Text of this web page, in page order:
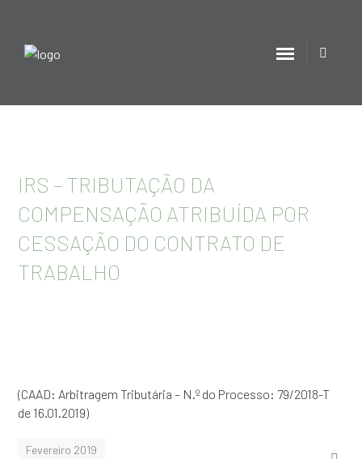
IRS – TRIBUTAÇÃO DA
COMPENSAÇÃO ATRIBUÍDA POR
CESSAÇÃO DO CONTRATO DE
TRABALHO
(CAAD: Arbitragem Tributária – N.º do Processo: 79/2018-T
de 16.01.2019)
Fevereiro 2019